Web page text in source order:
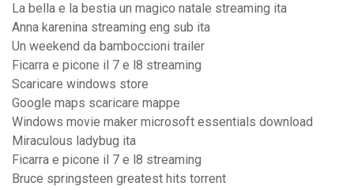
La bella e la bestia un magico natale streaming ita
Anna karenina streaming eng sub ita
Un weekend da bamboccioni trailer
Ficarra e picone il 7 e l8 streaming
Scaricare windows store
Google maps scaricare mappe
Windows movie maker microsoft essentials download
Miraculous ladybug ita
Ficarra e picone il 7 e l8 streaming
Bruce springsteen greatest hits torrent